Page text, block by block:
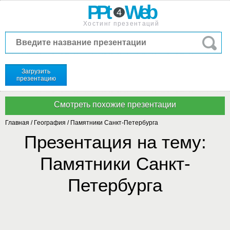
PPt 4 Web
Хостинг презентаций
Загрузить
презентацию
Главная / География / Памятники Санкт-Петербурга
Презентация на тему:
Памятники Санкт-
Петербурга